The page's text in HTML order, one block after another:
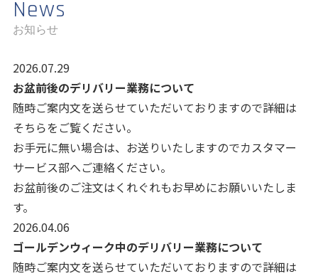
News
お知らせ
2026.07.29
お盆前後のデリバリー業務について
随時ご案内文を送らせていただいておりますので詳細は
そちらをご覧ください。
お手元に無い場合は、お送りいたしますのでカスタマー
サービス部へご連絡ください。
お盆前後のご注文はくれぐれもお早めにお願いいたしま
す。
2026.04.06
ゴールデンウィーク中のデリバリー業務について
随時ご案内文を送らせていただいておりますので詳細は